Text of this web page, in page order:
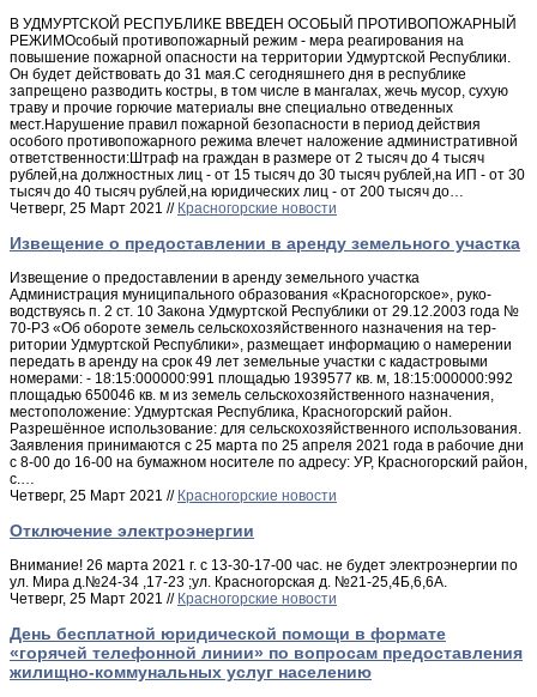
В УДМУРТСКОЙ РЕСПУБЛИКЕ ВВЕДЕН ОСОБЫЙ ПРОТИВОПОЖАРНЫЙ
РЕЖИМОсобый противопожарный режим - мера реагирования на
повышение пожарной опасности на территории Удмуртской Республики.
Он будет действовать до 31 мая.С сегодняшнего дня в республике
запрещено разводить костры, в том числе в мангалах, жечь мусор, сухую
траву и прочие горючие материалы вне специально отведенных
мест.Нарушение правил пожарной безопасности в период действия
особого противопожарного режима влечет наложение административной
ответственности:Штраф на граждан в размере от 2 тысяч до 4 тысяч
рублей,на должностных лиц - от 15 тысяч до 30 тысяч рублей,на ИП - от 30
тысяч до 40 тысяч рублей,на юридических лиц - от 200 тысяч до…
Четверг, 25 Март 2021 // Красногорские новости
Извещение о предоставлении в аренду земельного участка
Извещение о предоставлении в аренду земельного участка
Администрация муниципального образования «Красногорское», руко­
водствуясь п. 2 ст. 10 Закона Удмуртской Республики от 29.12.2003 года №
70-РЗ «Об обороте земель сельскохозяйственного назначения на тер­
ритории Удмуртской Республики», размещает информацию о намерении
передать в аренду на срок 49 лет земельные участки с кадастровыми
номерами: - 18:15:000000:991 площадью 1939577 кв. м, 18:15:000000:992
площадью 650046 кв. м из земель сельско­хозяйственного назначения,
местоположение: Удмуртская Республика, Красногорский район.
Разрешённое использование: для сельскохозяйственного использования.
Заявления принимаются с 25 марта по 25 апреля 2021 года в рабочие дни
с 8-00 до 16-00 на бумажном носителе по адресу: УР, Красногорский район,
с.…
Четверг, 25 Март 2021 // Красногорские новости
Отключение электроэнергии
Внимание! 26 марта 2021 г. с 13-30-17-00 час. не будет электроэнергии по
ул. Мира д.№24-34 ,17-23 ;ул. Красногорская д. №21-25,4Б,6,6А.
Четверг, 25 Март 2021 // Красногорские новости
День бесплатной юридической помощи в формате
«горячей телефонной линии» по вопросам предоставления
жилищно-коммунальных услуг населению